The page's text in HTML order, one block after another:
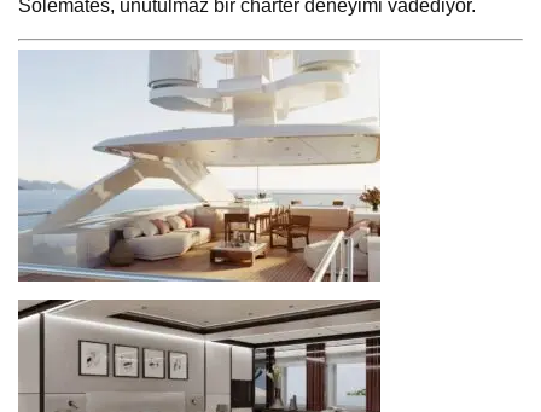
Solemates, unutulmaz bir charter deneyimi vadediyor.